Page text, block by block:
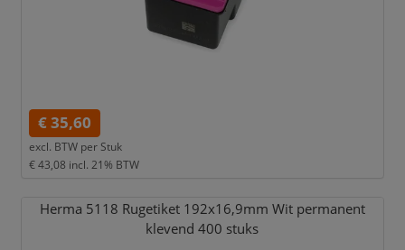
€ 35,60
excl. BTW per Stuk
€ 43,08 incl. 21% BTW
Herma 5118 Rugetiket 192x16,9mm Wit permanent
klevend 400 stuks